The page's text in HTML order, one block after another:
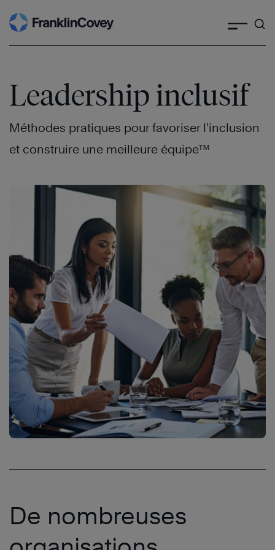
Skip
to
Leadership inclusif
Méthodes pratiques pour favoriser l’inclusion
et construire une meilleure équipe™
De nombreuses